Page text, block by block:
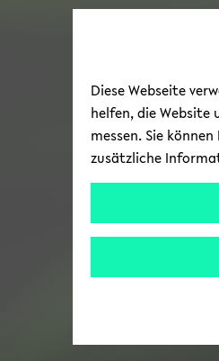
Diese Webseite
helfen, die Website
messen. Sie
zusätzliche